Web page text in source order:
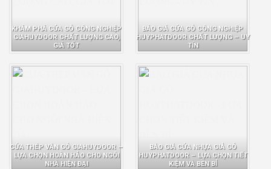
KHÁM PHÁ CỬA GỖ CÔNG NGHIỆP
GIAHUYDOOR CHẤT LƯỢNG CAO,
GIÁ TỐT
BÁO GIÁ CỬA GỖ CÔNG NGHIỆP
HUYPHATDOOR CHẤT LƯỢNG – UY
TÍN
CỬA THÉP VÂN GỖ GIAHUYDOOR –
LỰA CHỌN HOÀN HẢO CHO NGÔI
NHÀ HIỆN ĐẠI
BÁO GIÁ CỬA NHỰA GIẢ GỖ
HUYPHATDOOR – LỰA CHỌN TIẾT
KIỆM VÀ BỀN BỈ